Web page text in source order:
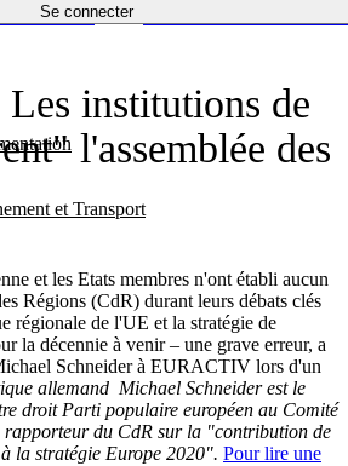
Se connecter
et Transport
Économie
Les institutions de
l'assemblée des
et les Etats membres n'ont établi aucun
Régions (CdR) durant leurs débats clés
régionale de l'UE et la stratégie de
la décennie à venir – une grave erreur, a
Schneider à EURACTIV lors d'un
allemand Michael Schneider est le
droit Parti populaire européen au Comité
rapporteur du CdR sur la "contribution de
la stratégie Europe 2020". Pour lire une